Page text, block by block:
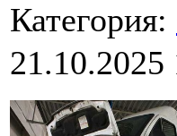
Категория:
21.10.2025